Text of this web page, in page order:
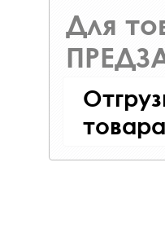
Для